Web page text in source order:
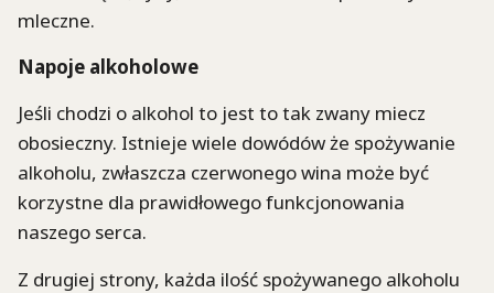
mleczne.
Napoje alkoholowe
Jeśli chodzi o alkohol to jest to tak zwany miecz
obosieczny. Istnieje wiele dowódów że spożywanie
alkoholu, zwłaszcza czerwonego wina może być
korzystne dla prawidłowego funkcjonowania
naszego serca.
Z drugiej strony, każda ilość spożywanego alkoholu